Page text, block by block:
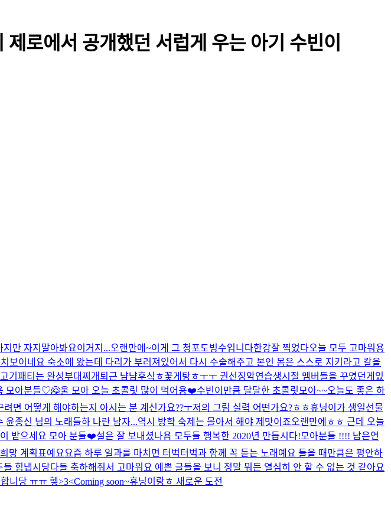
로에서 공개했던 서럽게 우는 아기 수빈이
지만 자지말아봐요이거지...오랜만에~이게 그 청포도빙수입니다한강잘 찍었다오늘 모두 고마워용
보이네요 숙소에 왔는데 다리가 부러져있어서 다시 수술해주고 본인 몸은 스스로 지키라고 칼을
기패티는 완성부대찌개 퇴근 냠냠후식 ㅎ꽃게탕ㅎㅜㅜ 권선징악연습생시절 멤버들을 꾸몄던게있
모아분들♡🤗울 모아 오늘 초콜릿 많이 먹어용❤️수빈이만큼 달달한 초콜릿 모아~~오늘도 좋은 하
면 어떻게 해야하는지 아시는 분 계신가요??ㅜ저의 그림 실력 어떤가요?ㅎㅎ휴닝이가 생일선물
윤종신 님의 노래들하 나란 남자...역시 방학 숙제는 몰아서 해야 제맛이죠오랜만에ㅎㅎ 근데 오늘
받으세요 모아 분들❤️설은 잘 보내셨나욥 모두들 행복한 2020년 만듭시다!모아분들 !!!! 남은연
망 계획표예요 요즘 하루 일과를 마치면 터벅터벅과 함께 꼭 듣는 노래예요 들을 때만큼은 평안하
들 힘냅시당다들 축하해줘서 고마워요 예쁜 글들을 보니 정말 뭐든 열심히 안 할 수 없는 것 같아요
니당 ㅠㅠ 헿>3<Coming soon~휴닝이랑ㅎ 새로운 도전